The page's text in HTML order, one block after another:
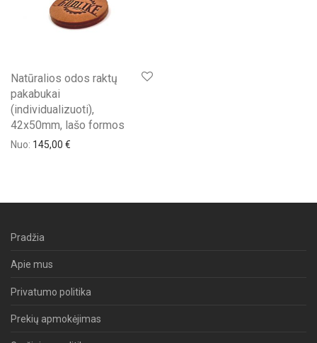
Natūralios odos raktų
pakabukai
(individualizuoti),
42x50mm, lašo formos
Nuo: 145,00 €
Pradžia
Apie mus
Privatumo politika
Prekių apmokėjimas